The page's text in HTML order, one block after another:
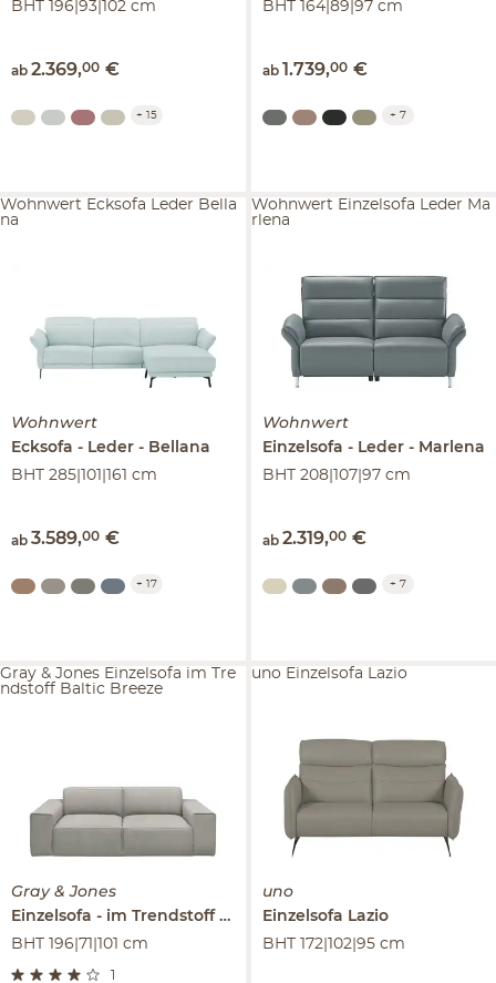
BHT 196|93|102 cm
ab 2.369,00 €
+ 15
BHT 164|89|97 cm
ab 1.739,00 €
+ 7
Wohnwert
Ecksofa Leder
Bellana
BHT 285|101|161 cm
ab 3.589,00 €
Wohnwert Ecksofa Leder Bella
na
+ 17
Wohnwert
Einzelsofa Leder
Marlena
BHT 208|107|97 cm
ab 2.319,00 €
Wohnwert Einzelsofa Leder Ma
rlena
+ 7
Gray & Jones
Einzelsofa im Trendstoff
Baltic Breeze
BHT 196|71|101 cm
1
Gray & Jones Einzelsofa im Tre
ndstoff Baltic Breeze
uno
Einzelsofa Lazio
BHT 172|102|95 cm
uno Einzelsofa Lazio